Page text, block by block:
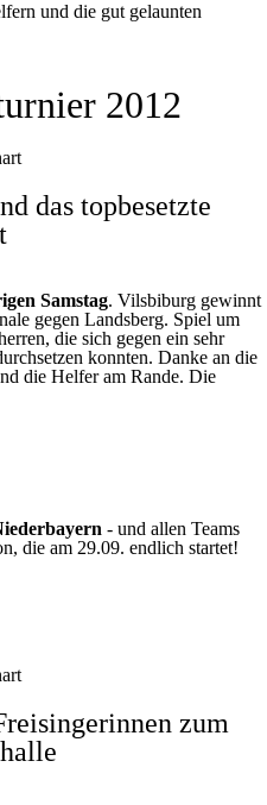
und die gut gelaunten
2012
das topbesetzte
Samstag. Vilsbiburg gewinnt
gegen Landsberg. Spiel um
die sich gegen ein sehr
konnten. Danke an die
die Helfer am Rande. Die
- und allen Teams
die am 29.09. endlich startet!
zum